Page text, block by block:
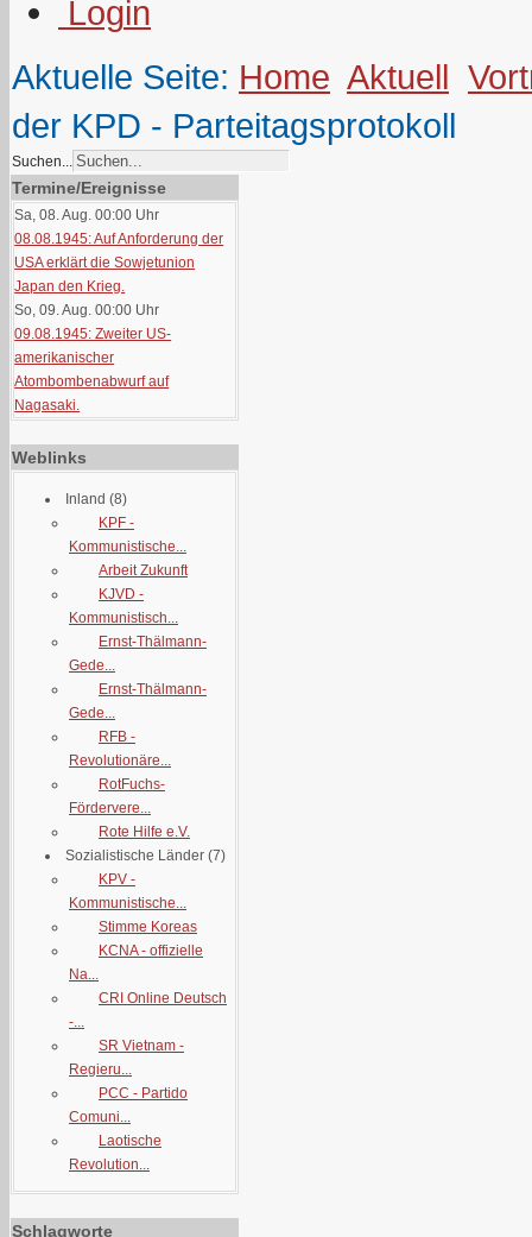
Aktuelle Seite: Home Aktuell
der KPD - Parteitagsprotokoll
Suchen...
Termine/Ereignisse
Sa, 08. Aug. 00:00 Uhr
08.08.1945: Auf Anforderung der
USA erklärt die Sowjetunion
Japan den Krieg.
So, 09. Aug. 00:00 Uhr
09.08.1945: Zweiter US-
amerikanischer
Atombombenabwurf auf
Nagasaki.
Weblinks
Inland (8)
KPF -
Kommunistische...
Arbeit Zukunft
KJVD -
Kommunistisch...
Ernst-Thälmann-
Gede...
Ernst-Thälmann-
Gede...
RFB -
Revolutionäre...
RotFuchs-
Fördervere...
Rote Hilfe e.V.
Sozialistische Länder (7)
KPV -
Kommunistische...
Stimme Koreas
KCNA - offizielle
Na...
CRI Online Deutsch
-...
SR Vietnam -
Regieru...
PCC - Partido
Comuni...
Laotische
Revolution...
Schlagworte